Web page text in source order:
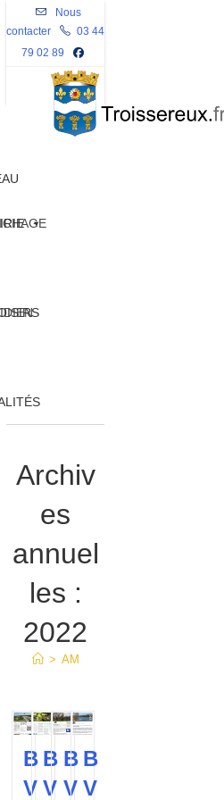
Skip
to
content
Nous
contacter
03 44
79 02 89
Archiv
es
annuel
les :
2022
> AM
B
V
B
V
B
V
B
V